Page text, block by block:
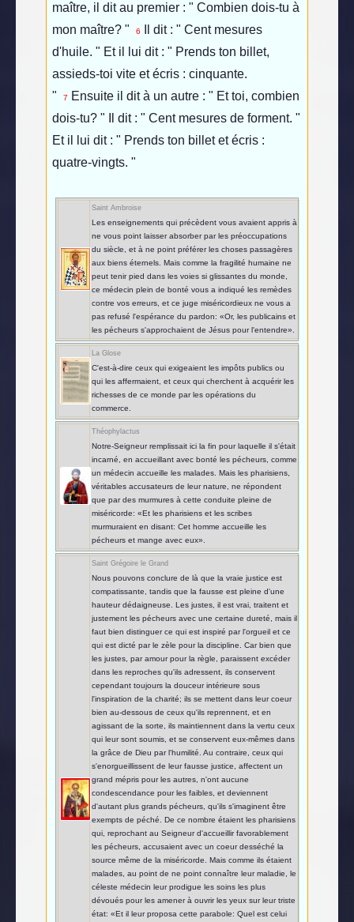
maître, il dit au premier : " Combien dois-tu à
mon maître? "
6
Il dit : " Cent mesures
d'huile. " Et il lui dit : " Prends ton billet,
assieds-toi vite et écris : cinquante.
"
7
Ensuite il dit à un autre : " Et toi, combien
dois-tu? " Il dit : " Cent mesures de forment. "
Et il lui dit : " Prends ton billet et écris :
quatre-vingts. "
Saint Ambroise
Les enseignements qui précèdent vous avaient appris à
ne vous point laisser absorber par les préoccupations
du siècle, et à ne point préférer les choses passagères
aux biens éternels. Mais comme la fragilité humaine ne
peut tenir pied dans les voies si glissantes du monde,
ce médecin plein de bonté vous a indiqué les remèdes
contre vos erreurs, et ce juge miséricordieux ne vous a
pas refusé l'espérance du pardon: «Or, les publicains et
les pécheurs s'approchaient de Jésus pour l'entendre».
La Glose
C'est-à-dire ceux qui exigeaient les impôts publics ou
qui les affermaient, et ceux qui cherchent à acquérir les
richesses de ce monde par les opérations du
commerce.
Théophylactus
Notre-Seigneur remplissait ici la fin pour laquelle il s'était
incarné, en accueillant avec bonté les pécheurs, comme
un médecin accueille les malades. Mais les pharisiens,
véritables accusateurs de leur nature, ne répondent
que par des murmures à cette conduite pleine de
miséricorde: «Et les pharisiens et les scribes
murmuraient en disant: Cet homme accueille les
pécheurs et mange avec eux».
Saint Grégoire le Grand
Nous pouvons conclure de là que la vraie justice est
compatissante, tandis que la fausse est pleine d'une
hauteur dédaigneuse. Les justes, il est vrai, traitent et
justement les pécheurs avec une certaine dureté, mais il
faut bien distinguer ce qui est inspiré par l'orgueil et ce
qui est dicté par le zèle pour la discipline. Car bien que
les justes, par amour pour la règle, paraissent excéder
dans les reproches qu'ils adressent, ils conservent
cependant toujours la douceur intérieure sous
l'inspiration de la charité; ils se mettent dans leur coeur
bien au-dessous de ceux qu'ils reprennent, et en
agissant de la sorte, ils maintiennent dans la vertu ceux
qui leur sont soumis, et se conservent eux-mêmes dans
la grâce de Dieu par l'humilité. Au contraire, ceux qui
s'enorgueillissent de leur fausse justice, affectent un
grand mépris pour les autres, n'ont aucune
condescendance pour les faibles, et deviennent
d'autant plus grands pécheurs, qu'ils s'imaginent être
exempts de péché. De ce nombre étaient les pharisiens
qui, reprochant au Seigneur d'accueillir favorablement
les pécheurs, accusaient avec un coeur desséché la
source même de la miséricorde. Mais comme ils étaient
malades, au point de ne point connaître leur maladie, le
céleste médecin leur prodigue les soins les plus
dévoués pour les amener à ouvrir les yeux sur leur triste
état: «Et il leur proposa cette parabole: Quel est celui